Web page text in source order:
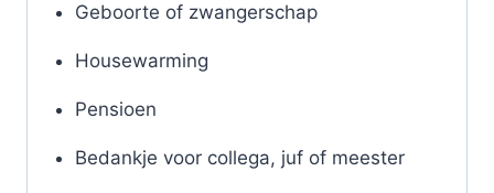
Geboorte of zwangerschap
Housewarming
Pensioen
Bedankje voor collega, juf of meester